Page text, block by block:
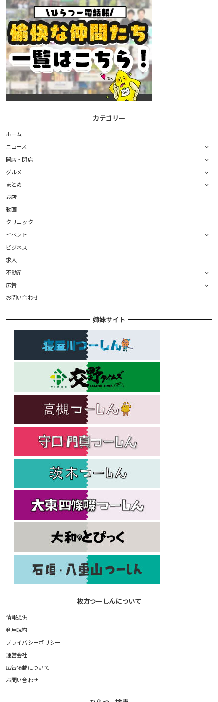
カテゴリー
ホーム
ニュース
開店・閉店
グルメ
まとめ
お店
動画
クリニック
イベント
ビジネス
求人
不動産
広告
お問い合わせ
姉妹サイト
枚方つーしんについて
情報提供
利用規約
プライバシーポリシー
運営会社
広告掲載について
お問い合わせ